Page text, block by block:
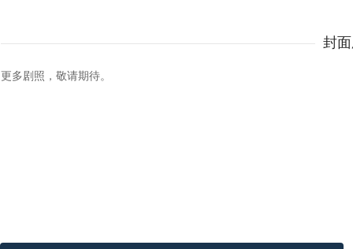
封
更多剧照，敬请期待。